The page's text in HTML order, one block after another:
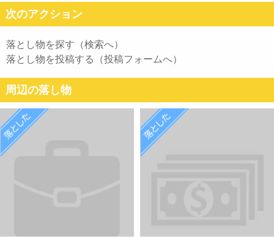
次のアクション
落とし物を探す（検索へ）
落とし物を投稿する（投稿フォームへ）
周辺の落し物